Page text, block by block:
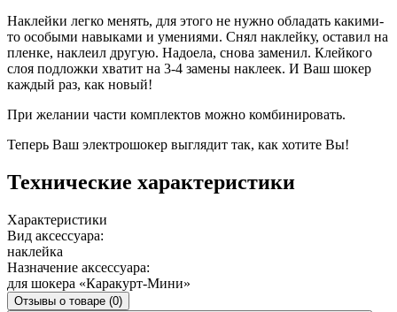
Наклейки легко менять, для этого не нужно обладать какими-
то особыми навыками и умениями. Снял наклейку, оставил на
пленке, наклеил другую. Надоела, снова заменил. Клейкого
слоя подложки хватит на 3-4 замены наклеек. И Ваш шокер
каждый раз, как новый!
При желании части комплектов можно комбинировать.
Теперь Ваш электрошокер выглядит так, как хотите Вы!
Технические характеристики
Характеристики
Вид аксессуара:
наклейка
Назначение аксессуара:
для шокера «Каракурт-Мини»
Отзывы о товаре (0)